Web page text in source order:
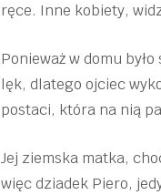
ręce. Inne kobiety,
Ponieważ w domu
lęk, dlatego ojciec
postaci, która na nią
Jej ziemska matka,
więc dziadek Piero,